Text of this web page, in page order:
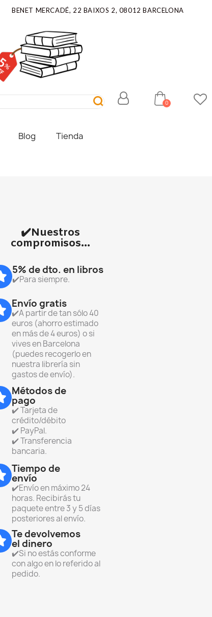
BENET MERCADÉ, 22 BAIXOS 2, 08012 BARCELONA
Blog Tienda
✔️Nuestros
compromisos...
5% de dto. en libros
✔️Para siempre.
Envío gratis
✔️A partir de tan sólo 40
euros (ahorro estimado
en más de 4 euros) o si
vives en Barcelona
(puedes recogerlo en
nuestra librería sin
gastos de envío).
Métodos de
pago
✔️ Tarjeta de
crédito/débito
✔️ PayPal.
✔️ Transferencia
bancaria.
Tiempo de
envío
✔️Envío en máximo 24
horas. Recibirás tu
paquete entre 3 y 5 días
posteriores al envío.
Te devolvemos
el dinero
✔️Si no estás conforme
con algo en lo referido al
pedido.